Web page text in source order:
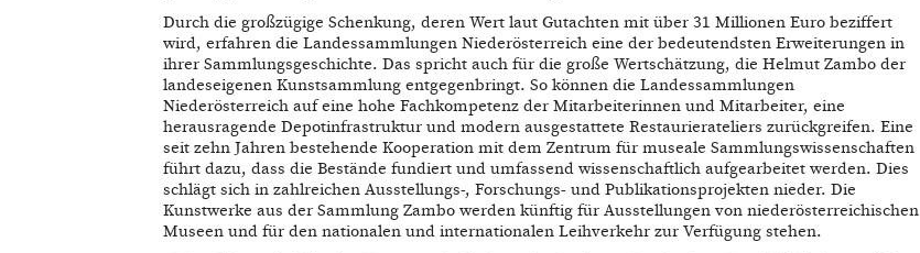
Durch die großzügige Schenkung, deren Wert laut Gutachten mit über 31 Millionen Euro beziffert
wird, erfahren die Landessammlungen Niederösterreich eine der bedeutendsten Erweiterungen in
ihrer Sammlungsgeschichte. Das spricht auch für die große Wertschätzung, die Helmut Zambo der
landeseigenen Kunstsammlung entgegenbringt. So können die Landessammlungen
Niederösterreich auf eine hohe Fachkompetenz der Mitarbeiterinnen und Mitarbeiter, eine
herausragende Depotinfrastruktur und modern ausgestattete Restaurierateliers zurückgreifen. Eine
seit zehn Jahren bestehende Kooperation mit dem Zentrum für museale Sammlungswissenschaften
führt dazu, dass die Bestände fundiert und umfassend wissenschaftlich aufgearbeitet werden. Dies
schlägt sich in zahlreichen Ausstellungs-, Forschungs- und Publikationsprojekten nieder. Die
Kunstwerke aus der Sammlung Zambo werden künftig für Ausstellungen von niederösterreichischen
Museen und für den nationalen und internationalen Leihverkehr zur Verfügung stehen.